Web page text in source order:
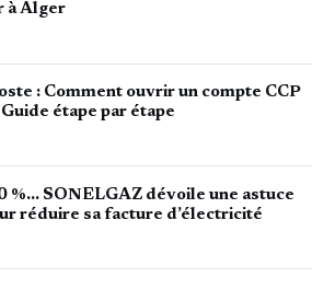
à Alger
: Comment ouvrir un compte CCP
étape par étape
%… SONELGAZ dévoile une astuce
réduire sa facture d’électricité